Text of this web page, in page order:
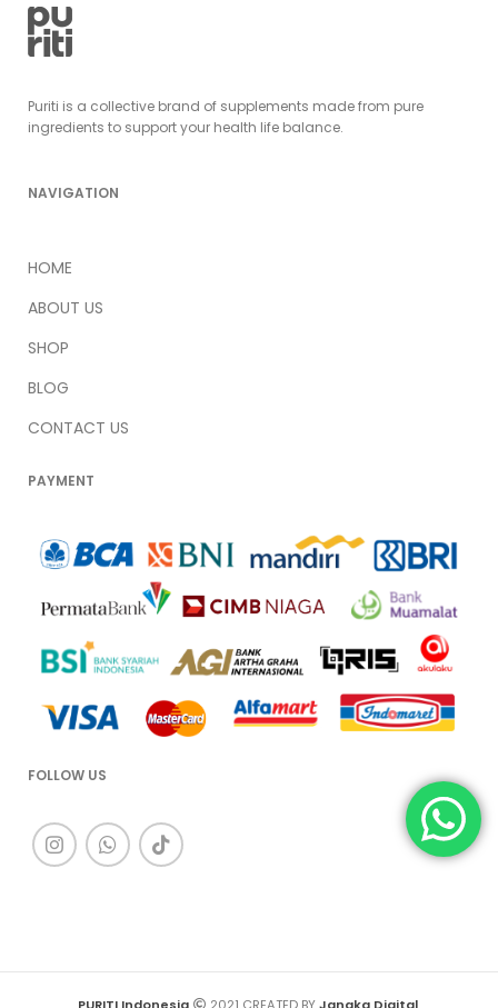
Puriti is a collective brand of supplements made from pure
ingredients to support your health life balance.
NAVIGATION
HOME
ABOUT US
SHOP
BLOG
CONTACT US
PAYMENT
FOLLOW US